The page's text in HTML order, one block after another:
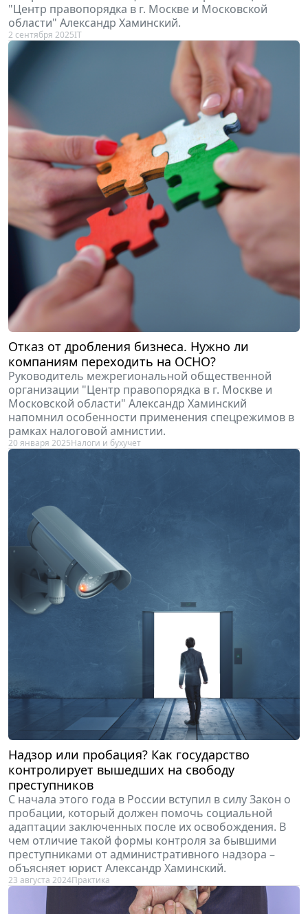
"Центр правопорядка в г. Москве и Московской
области" Александр Хаминский.
2 сентября 2025IT
Отказ от дробления бизнеса. Нужно ли
компаниям переходить на ОСНО?
Руководитель межрегиональной общественной
организации "Центр правопорядка в г. Москве и
Московской области" Александр Хаминский
напомнил особенности применения спецрежимов в
рамках налоговой амнистии.
20 января 2025Налоги и бухучет
Надзор или пробация? Как государство
контролирует вышедших на свободу
преступников
С начала этого года в России вступил в силу Закон о
пробации, который должен помочь социальной
адаптации заключенных после их освобождения. В
чем отличие такой формы контроля за бывшими
преступниками от административного надзора –
объясняет юрист Александр Хаминский.
23 августа 2024Практика